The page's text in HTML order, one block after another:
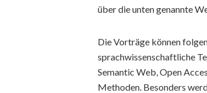
über die unten genannte
Die Vorträge können
sprachwissenschaftliche
Semantic Web, Open
Methoden. Besonders